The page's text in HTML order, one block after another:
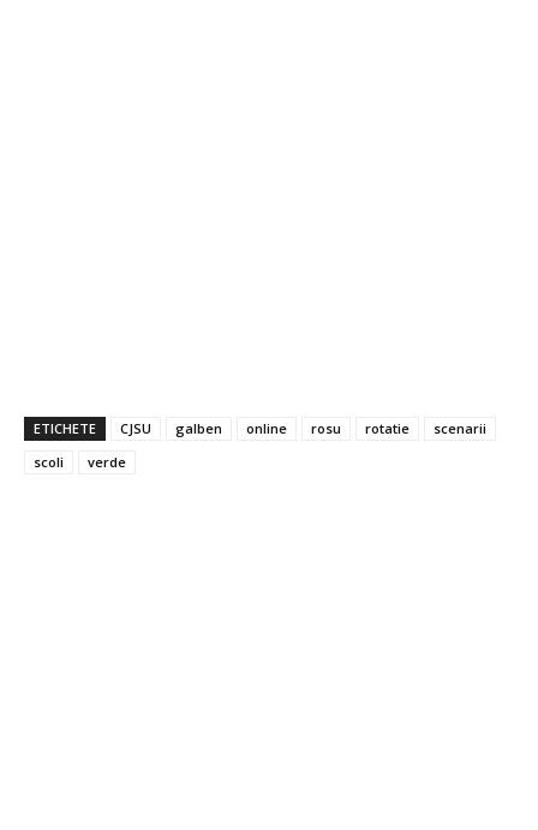
ETICHETE CJSU galben online rosu rotatie
scenarii
scoli
verde